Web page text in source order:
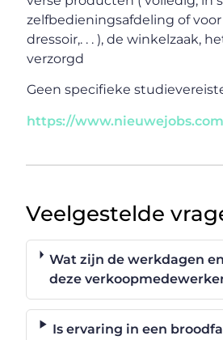
zelfbedieningsafdeling of
dressoir,. . . ), de winkelzaak,
verzorgd
Geen specifieke
https://
Veelgestelde
Wat zijn de werkdagen
deze
Is ervaring in een